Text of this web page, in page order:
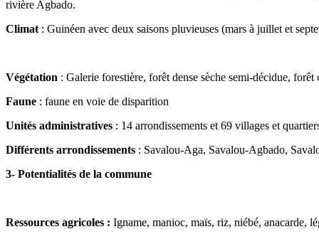
rivière Agbado.
Climat : Guinéen avec deux saisons pluvieuses (mars à juillet et
Végétation : Galerie forestière, forêt dense sèche semi-décidue,
Faune : faune en voie de disparition
Unités administratives : 14 arrondissements et 69 villages et
Différents arrondissements : Savalou-Aga, Savalou-Agbado,
3- Potentialités de la commune
Ressources agricoles : Igname, manioc, maïs, riz, niébé, anacarde,